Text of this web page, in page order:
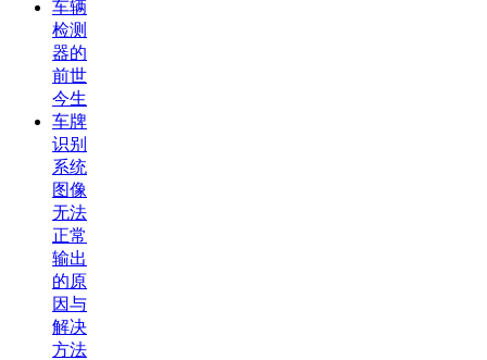
车辆
检测
器的
前世
今生
车牌
识别
系统
图像
无法
正常
输出
的原
因与
解决
方法